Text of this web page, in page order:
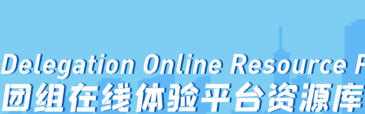
Delegation Online Resource
团组在线体验平台资源库